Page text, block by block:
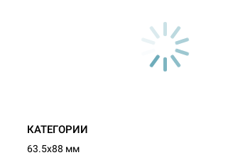
КАТЕГОРИИ
63.5x88 мм